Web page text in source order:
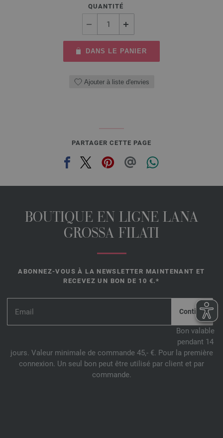
QUANTITÉ
DANS LE PANIER
Ajouter à liste d'envies
PARTAGER CETTE PAGE
BOUTIQUE EN LIGNE LANA
GROSSA FILATI
ABONNEZ-VOUS À LA NEWSLETTER MAINTENANT ET
RECEVEZ UN BON DE 10 €.*
*
Bon valable
pendant 14
jours. Valeur minimale de commande 45,- €. Pour la première
connexion. Un seul bon peut être utilisé par client et par
commande.